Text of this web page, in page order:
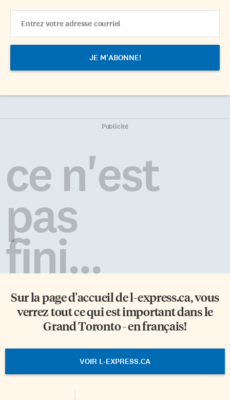
Address
Publicité
ce n'est
pas
fini...
Sur la page d'accueil del-express.ca, vous
verrez tout ce qui est important dans le
Grand Toronto - en français!
VOIR L-EXPRESS.CA